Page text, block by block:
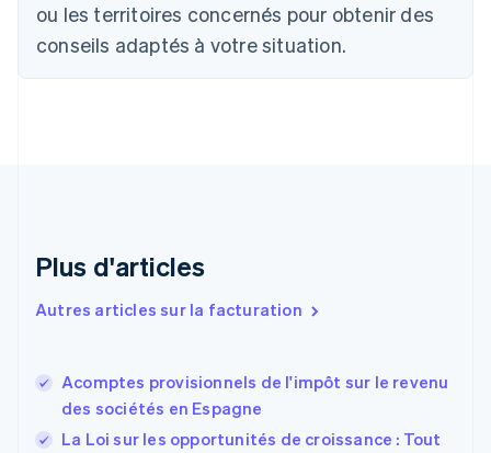
ou les territoires concernés pour obtenir des
conseils adaptés à votre situation.
Plus d'articles
Autres articles sur la facturation
Acomptes provisionnels de l'impôt sur le revenu
des sociétés en Espagne
La Loi sur les opportunités de croissance : Tout
Canada
English Français
Chine continentale
Espagne
Estonie
EnglishEspañol简体中文
Finlande
English Svenska